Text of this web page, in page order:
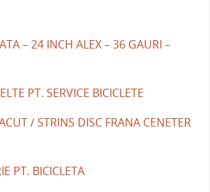
– 24 INCH ALEX – 36 GAURI –
PT. SERVICE BICICLETE
/ STRINS DISC FRANA CENETER
PT. BICICLETA